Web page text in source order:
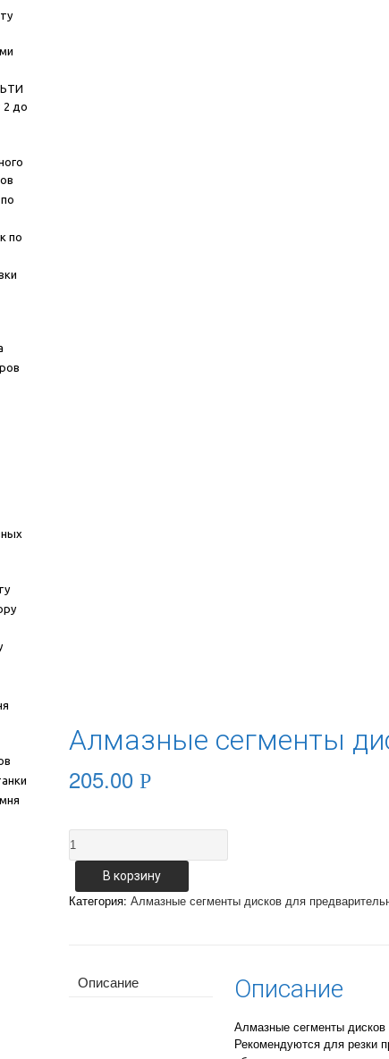
2 до
по
Алмазные сегменты
205.00 Р
Количество
Алмазные
сегменты
дисков
ПНЖБ
В корзину
Категория: Алмазные сегменты дисков для
Описание Описание
Алмазные сегменты
Рекомендуются для резки